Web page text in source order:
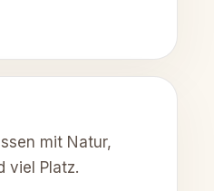
mit Natur,
viel Platz.